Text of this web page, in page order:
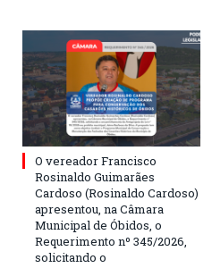
O vereador Francisco
Rosinaldo Guimarães
Cardoso (Rosinaldo Cardoso)
apresentou, na Câmara
Municipal de Óbidos, o
Requerimento nº 345/2026,
solicitando o